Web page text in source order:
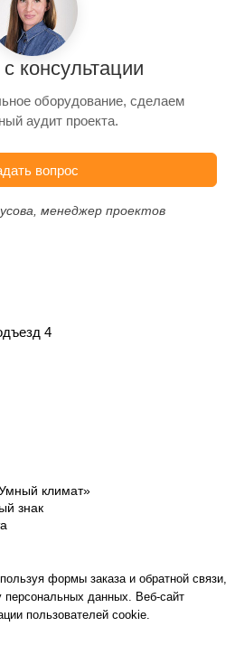
консультации
оборудование, сделаем
аудит проекта.
вопрос
менеджер проектов
4
климат»
знак
формы заказа и обратной связи,
персональных данных. Веб-сайт
пользователей cookie.